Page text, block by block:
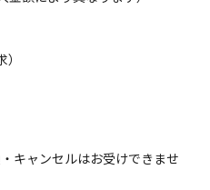
キャンセルはお受けできませ